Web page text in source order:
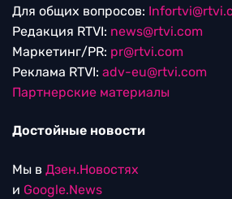
Для общих вопросов:
Редакция RTVI: news@rtvi.com
Маркетинг/PR: pr@rtvi.com
Реклама RTVI: adv-eu@rtvi.com
Партнерские материалы
Достойные новости
Мы в Дзен.Новостях
и Google.News